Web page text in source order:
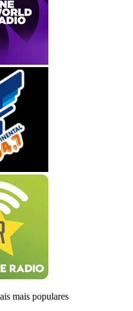
mais populares